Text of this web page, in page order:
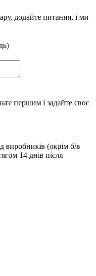
додайте питання, і ми
першим і задайте своє
виробників (окрім б/в
14 днів після